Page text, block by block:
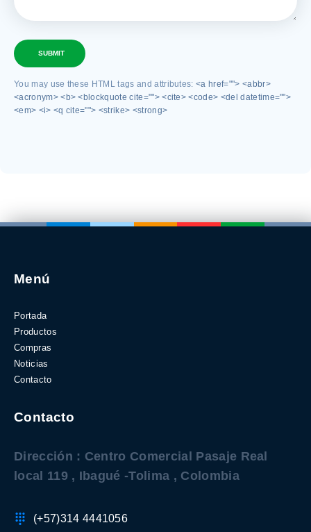
SUBMIT
You may use these HTML tags and attributes:<a href=""> <abbr>
<acronym> <b> <blockquote cite=""> <cite> <code> <del datetime="">
<em> <i> <q cite=""> <strike> <strong>
Menú
Portada
Productos
Compras
Noticias
Contacto
Contacto
Dirección : Centro Comercial Pasaje Real
local 119 , Ibagué -Tolima , Colombia
(+57)314 4441056